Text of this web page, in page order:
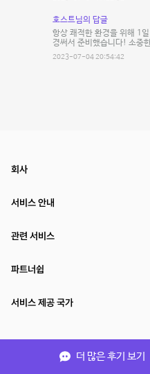
호스트님의 답글
항상 쾌적한 환경을 위해 1
경써서 준비했습니다! 소중
2023-07-04 20:54:42
더 많은 후기 보기
회사
서비스 안내
관련 서비스
파트너쉽
서비스 제공 국가
(주)NSPACE 사업자정보